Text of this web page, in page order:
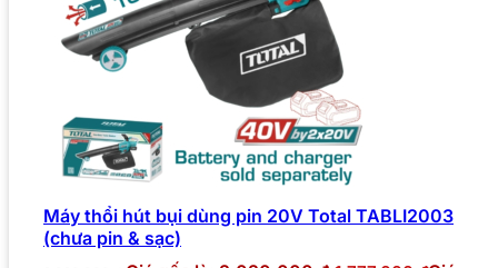
Máy thổi hút bụi dùng pin 20V Total TABLI2003
(chưa pin & sạc)